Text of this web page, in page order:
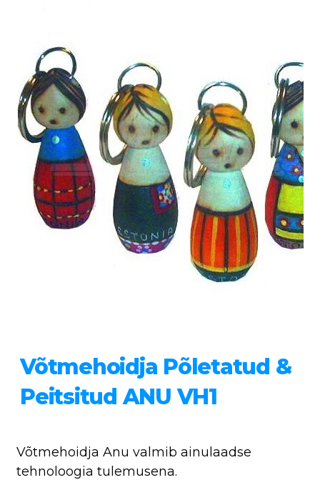
Võtmehoidja Põletatud &
Peitsitud ANU VH1
Võtmehoidja Anu valmib ainulaadse
tehnoloogia tulemusena.